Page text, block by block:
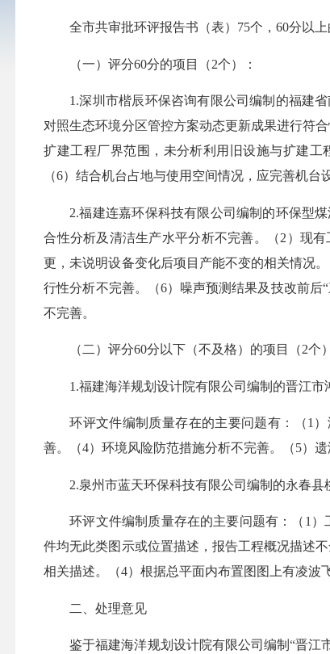
全市共审批环评报告书（表） 75个，60分以上
（一）评分60分的项目（2个）：
1.深圳市楷辰环保咨询有限公司编制的福建
对照生态环境分区管控方案动态更新成果进行符合
扩建工程厂界范围，未分析利 用 旧设施与扩建工
（6）结合机台占地与使用空间情况， 应完善机台
2.福建连嘉环保科技有限公司编制的环保型
合性分析及清洁生产水平分析不完善。（2）现
更，未说明设备变化后项目产能不变的相关情况
行性分析不完善。（6）噪声预测结果及技改前
不完善。
（二）评分60分以下（不及格）的项目（2个
1.福建海洋规划设计院有限公司编制的晋江
环评文件编制质量存在的主要问题有： （1）
善。 （4）环境风险防范措施分析不完善。 （5）
2.泉州市蓝天环保科技有限公司编制的永春
环评文件编制质量存在的主要问题有： （ 1）
件均无此类图示或位置描述，报告工程概况描述不
相关描述。
（4）根据总平面内布置图图上有凌波
二、处理意见
鉴于福建海洋规划设计院有限公司编制“晋江